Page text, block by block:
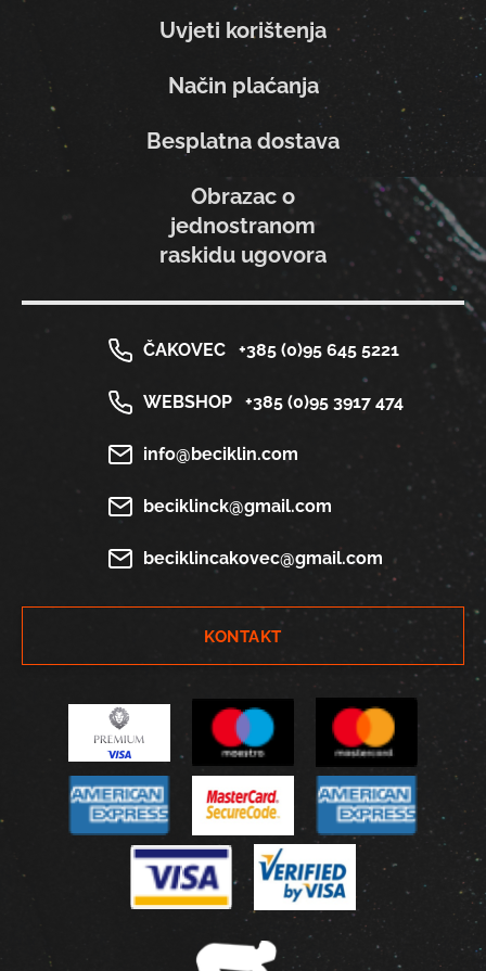
Uvjeti korištenja
Način plaćanja
Besplatna dostava
Obrazac o
jednostranom
raskidu ugovora
ČAKOVEC +385 (0)95 645 5221
WEBSHOP +385 (0)95 3917 474
info@beciklin.com
beciklinck@gmail.com
beciklincakovec@gmail.com
KONTAKT